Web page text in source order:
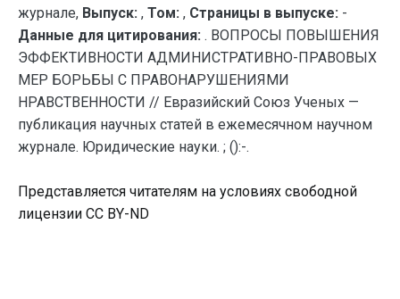
журнале, Выпуск: , Том: , Страницы в выпуске: -
Данные для цитирования: . ВОПРОСЫ ПОВЫШЕНИЯ
ЭФФЕКТИВНОСТИ АДМИНИСТРАТИВНО-ПРАВОВЫХ
МЕР БОРЬБЫ С ПРАВОНАРУШЕНИЯМИ
НРАВСТВЕННОСТИ // Евразийский Союз Ученых —
публикация научных статей в ежемесячном научном
журнале. Юридические науки. ; ():-.
Представляется читателям на условиях свободной
лицензии CC BY-ND